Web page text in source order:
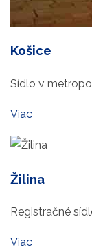
Košice
Sídlo v
Viac
Žilina
Registračné
Viac